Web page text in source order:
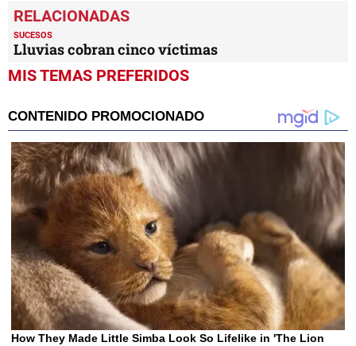
seconds
of
6
minutes,
28
seconds
SUCESOS
Lluvias cobran cinco víctimas
MIS TEMAS PREFERIDOS